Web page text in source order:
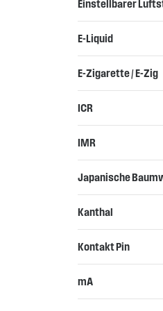
Einstellbarer
E-Liquid
E-Zigarette / E-Zig
ICR
IMR
Japanische
Kanthal
Kontakt Pin
mA